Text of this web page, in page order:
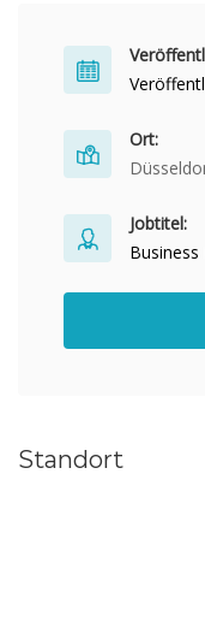
Ort:
Jobtitel:
Standort